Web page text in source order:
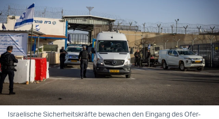
Israelische Sicherheitskräfte bewachen den Eingang des Ofer-